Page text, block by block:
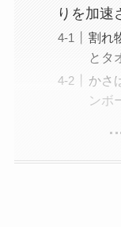
りを加速
割れ
とタ
かさ
ンボ